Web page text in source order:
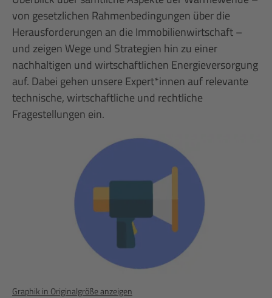
von gesetzlichen Rahmenbedingungen über die
Herausforderungen an die Immobilienwirtschaft –
und zeigen Wege und Strategien hin zu einer
nachhaltigen und wirtschaftlichen Energieversorgung
auf. Dabei gehen unsere Expert*innen auf relevante
technische, wirtschaftliche und rechtliche
Fragestellungen ein.
Graphik in Originalgröße anzeigen